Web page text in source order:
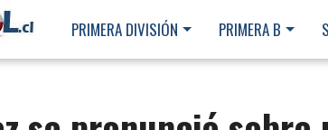
PRIMERA DIVISIÓN PRIMERA B